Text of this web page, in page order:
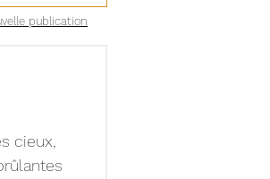
cieux,
publication